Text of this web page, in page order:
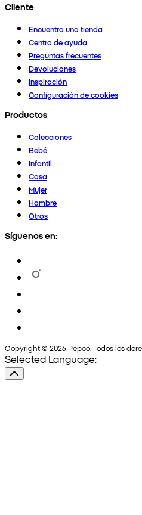
Cliente
Encuentra una tienda
Centro de ayuda
Preguntas frecuentes
Devoluciones
Inspiración
Configuración de cookies
Productos
Colecciones
Bebé
Infantil
Casa
Mujer
Hombre
Otros
Síguenos en:
Copyright © 2026 Pepco. Todos los
Selected Language: